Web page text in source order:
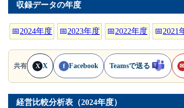
収録データの年度
📅2024年度 📅2023年度 📅2022年度 📅2021
共有 X X f Facebook Teamsで送る
経営比較分析表（2024年度）